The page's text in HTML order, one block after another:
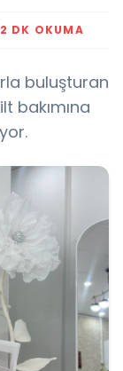
2 DK OKUMA
buluşturan
bakımına